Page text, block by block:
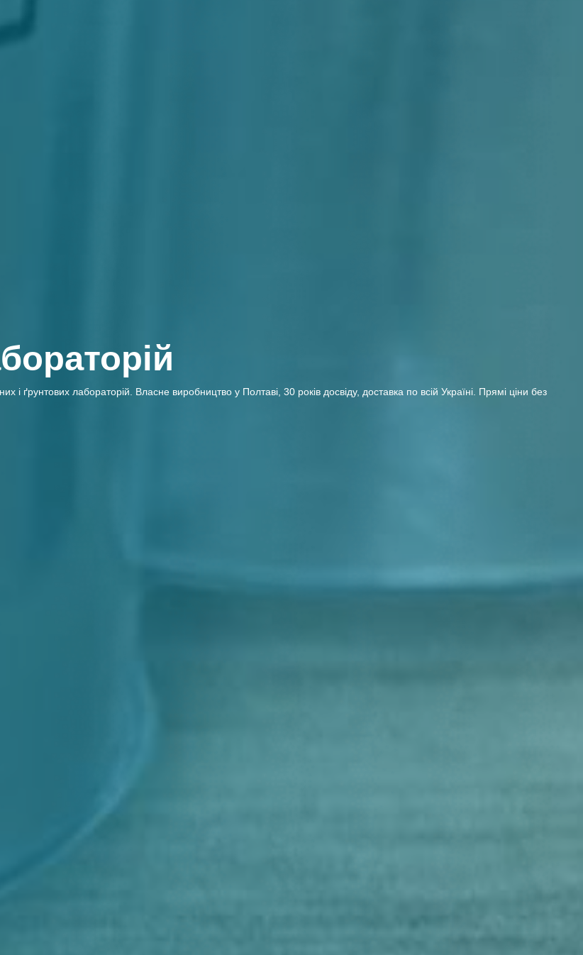
ґрунтових лабораторій. Власне виробництво у Полтаві, 30 років досвіду, доставка по всій Україні. Прямі ціни без